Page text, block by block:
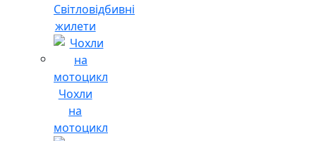
Світловідбивні
жилети
Чохли
на
мотоцикл